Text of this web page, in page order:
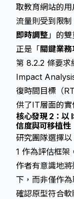
取教育網站的
流量則受到限
即時調整」的
正是「 關鍵業
第 8.2.2 條要求
Impact
復時間目標（
供了IT層面的實
核心發現 2：以
信度與可移植性
研究團隊選擇
1 作為評估框架
作者有意識地
下，而非僅作
確認原型符合